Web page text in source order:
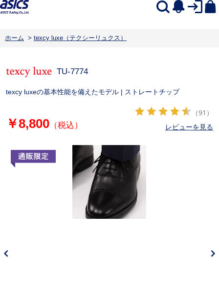
ホーム > texcy luxe（テクシーリュクス）
TU-7774
texcy luxeの基本性能を備えたモデル | ストレートチップ
￥8,800（税込）
（91）
レビューを見る